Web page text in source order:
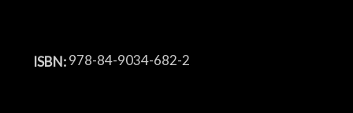
ISBN:978-84-9034-682-2